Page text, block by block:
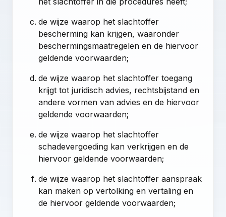
de wijze waarop het slachtoffer
bescherming kan krijgen, waaronder
beschermingsmaatregelen en de hiervoor
geldende voorwaarden;
de wijze waarop het slachtoffer toegang
krijgt tot juridisch advies, rechtsbijstand en
andere vormen van advies en de hiervoor
geldende voorwaarden;
de wijze waarop het slachtoffer
schadevergoeding kan verkrijgen en de
hiervoor geldende voorwaarden;
de wijze waarop het slachtoffer aanspraak
kan maken op vertolking en vertaling en
de hiervoor geldende voorwaarden;